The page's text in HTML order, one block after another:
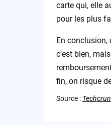
carte qui, elle
pour les plus
En conclusion,
c’est bien,
fin, on risque
Source :